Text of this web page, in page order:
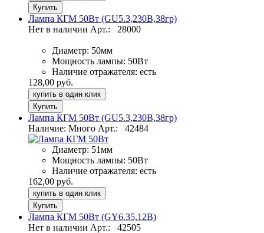
Лампа КГМ 50Вт (GU5.3,230В,38гр)
Нет в наличии Арт.: 28000
Диаметр: 50мм
Мощность лампы: 50Вт
Наличие отражателя: есть
128,00 руб.
купить в один клик
Лампа КГМ 50Вт (GU5.3,230В,38гр)
Наличие: Много Арт.: 42484
Диаметр: 51мм
Мощность лампы: 50Вт
Наличие отражателя: есть
162,00 руб.
купить в один клик
Лампа КГМ 50Вт (GY6.35,12В)
Нет в наличии Арт.: 42505